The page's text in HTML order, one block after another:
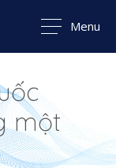
Menu
một